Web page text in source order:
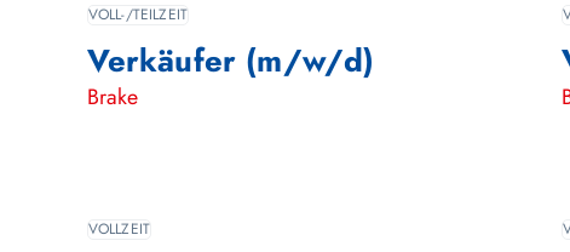
Verkäufer (m/w/d)
Brake
VOLL-/TEILZEIT
VOLLZEIT